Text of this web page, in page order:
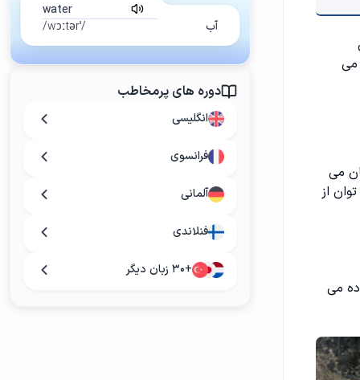
می
می
از
می
water
آب
/ˈwɔːtər/
دوره های پرمخاطب
انگلیسی
فرانسوی
آلمانی
فنلاندی
+۳۰ زبان دیگر